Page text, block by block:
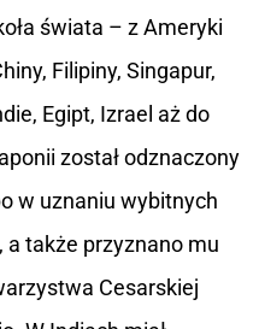
świata – z Ameryki
Filipiny, Singapur,
Egipt, Izrael aż do
został odznaczony
w uznaniu wybitnych
a także przyznano mu
Cesarskiej